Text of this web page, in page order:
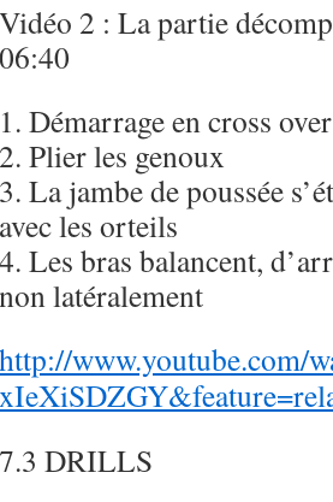
Vidéo 2 : La partie
06:40
1. Démarrage en cross over
2. Plier les genoux
3. La jambe de poussée
avec les orteils
4. Les bras balancent,
non latéralement
http://www.youtube.com/
7.3 DRILLS